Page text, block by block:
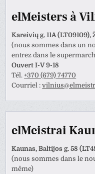
elMeisters à
Kareivių g. 11A
(nous sommes dans un
entrez dans le
Ouvert I-V 9-18
Tél.+370 (679) 74770
Courriel :
elMeistrai
Kaunas, Baltijos g. 58
(nous sommes dans le
même)